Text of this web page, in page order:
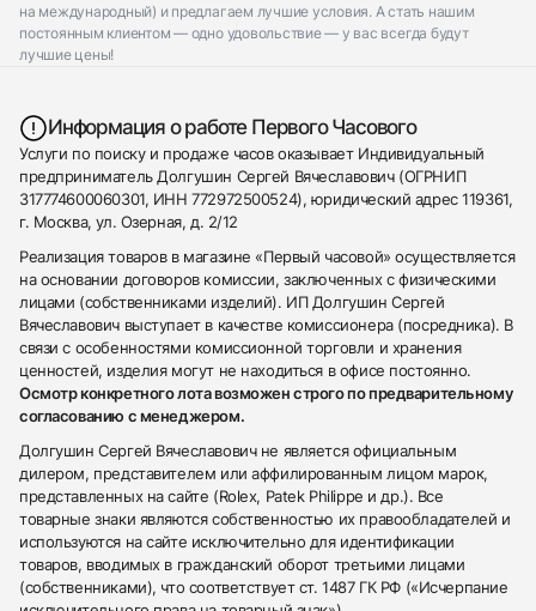
на международный) и предлагаем лучшие условия. А стать нашим
постоянным клиентом — одно удовольствие — у вас всегда будут
лучшие цены!
Информация о работе Первого Часового
Услуги по поиску и продаже часов оказывает Индивидуальный
предприниматель Долгушин Сергей Вячеславович (ОГРНИП
317774600060301, ИНН 772972500524), юридический адрес 119361,
г. Москва, ул. Озерная, д. 2/12
Реализация товаров в магазине «Первый часовой» осуществляется
на основании договоров комиссии, заключенных с физическими
лицами (собственниками изделий). ИП Долгушин Сергей
Вячеславович выступает в качестве комиссионера (посредника). В
связи с особенностями комиссионной торговли и хранения
ценностей, изделия могут не находиться в офисе постоянно.
Осмотр конкретного лота возможен строго по предварительному
согласованию с менеджером.
Долгушин Сергей Вячеславович не является официальным
дилером, представителем или аффилированным лицом марок,
представленных на сайте (Rolex, Patek Philippe и др.). Все
товарные знаки являются собственностью их правообладателей и
используются на сайте исключительно для идентификации
товаров, вводимых в гражданский оборот третьими лицами
(собственниками), что соответствует ст. 1487 ГК РФ («Исчерпание